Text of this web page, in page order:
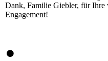
Dank, Familie Giebler, für
Engagement!